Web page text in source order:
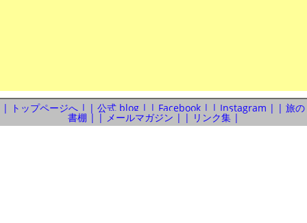
トップページへ 公式 blog Facebook Instagram 旅の
書棚 メールマガジン リンク集